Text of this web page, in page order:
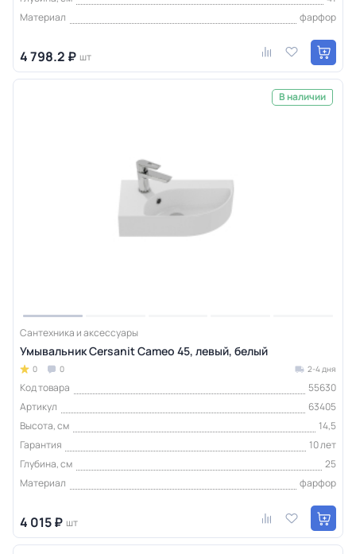
Материал
фарфор
4 798.2 ₽ шт
В наличии
Сантехника и аксессуары
Умывальник Cersanit Cameo 45, левый, белый
0 0 2-4 дня
Код товара
55630
Артикул
63405
Высота, см
14,5
Гарантия
10 лет
Глубина, см
25
Материал
фарфор
4 015 ₽ шт